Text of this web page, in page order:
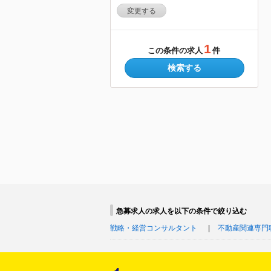
変更する
この条件の求人 1 件
検索する
急募求人の求人を以下の条件で絞り込む
戦略・経営コンサルタント
不動産関連専門